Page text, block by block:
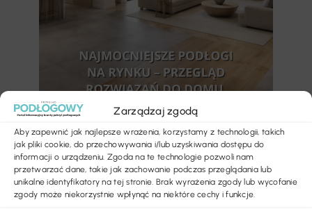
Zarządzaj zgodą
Aby zapewnić jak najlepsze wrażenia, korzystamy z technologii, takich
jak pliki cookie, do przechowywania i/lub uzyskiwania dostępu do
informacji o urządzeniu. Zgoda na te technologie pozwoli nam
przetwarzać dane, takie jak zachowanie podczas przeglądania lub
unikalne identyfikatory na tej stronie. Brak wyrażenia zgody lub wycofanie
zgody może niekorzystnie wpłynąć na niektóre cechy i funkcje.
Kategorie
Akcesoria i narzędzia